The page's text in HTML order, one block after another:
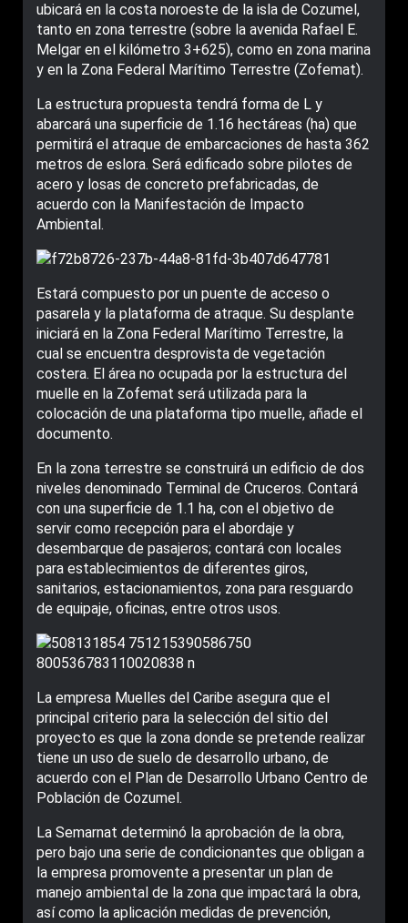
ubicará en la costa noroeste de la isla de Cozumel,
tanto en zona terrestre (sobre la avenida Rafael E.
Melgar en el kilómetro 3+625), como en zona marina
y en la Zona Federal Marítimo Terrestre (Zofemat).
La estructura propuesta tendrá forma de L y
abarcará una superficie de 1.16 hectáreas (ha) que
permitirá el atraque de embarcaciones de hasta 362
metros de eslora. Será edificado sobre pilotes de
acero y losas de concreto prefabricadas, de
acuerdo con la Manifestación de Impacto
Ambiental.
Estará compuesto por un puente de acceso o
pasarela y la plataforma de atraque. Su desplante
iniciará en la Zona Federal Marítimo Terrestre, la
cual se encuentra desprovista de vegetación
costera. El área no ocupada por la estructura del
muelle en la Zofemat será utilizada para la
colocación de una plataforma tipo muelle, añade el
documento.
En la zona terrestre se construirá un edificio de dos
niveles denominado Terminal de Cruceros. Contará
con una superficie de 1.1 ha, con el objetivo de
servir como recepción para el abordaje y
desembarque de pasajeros; contará con locales
para establecimientos de diferentes giros,
sanitarios, estacionamientos, zona para resguardo
de equipaje, oficinas, entre otros usos.
La empresa Muelles del Caribe asegura que el
principal criterio para la selección del sitio del
proyecto es que la zona donde se pretende realizar
tiene un uso de suelo de desarrollo urbano, de
acuerdo con el Plan de Desarrollo Urbano Centro de
Población de Cozumel.
La Semarnat determinó la aprobación de la obra,
pero bajo una serie de condicionantes que obligan a
la empresa promovente a presentar un plan de
manejo ambiental de la zona que impactará la obra,
así como la aplicación medidas de prevención,